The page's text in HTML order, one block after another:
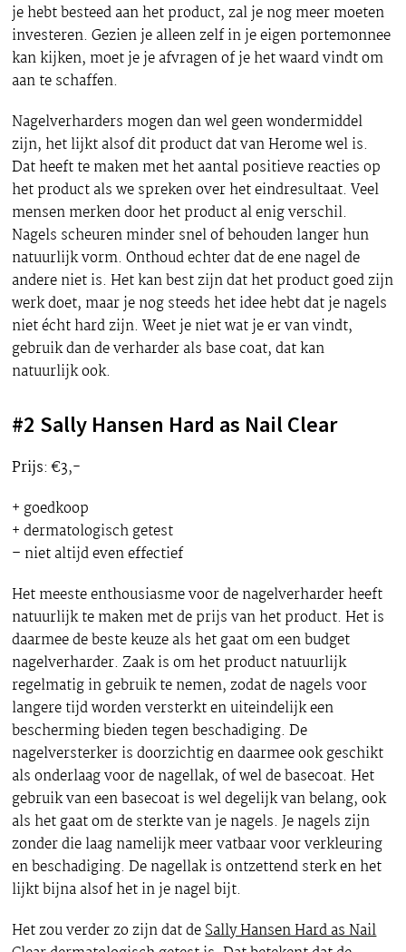
je hebt besteed aan het product, zal je nog meer moeten
investeren. Gezien je alleen zelf in je eigen portemonnee
kan kijken, moet je je afvragen of je het waard vindt om
aan te schaffen.
Nagelverharders mogen dan wel geen wondermiddel
zijn, het lijkt alsof dit product dat van Herome wel is.
Dat heeft te maken met het aantal positieve reacties op
het product als we spreken over het eindresultaat. Veel
mensen merken door het product al enig verschil.
Nagels scheuren minder snel of behouden langer hun
natuurlijk vorm. Onthoud echter dat de ene nagel de
andere niet is. Het kan best zijn dat het product goed zijn
werk doet, maar je nog steeds het idee hebt dat je nagels
niet écht hard zijn. Weet je niet wat je er van vindt,
gebruik dan de verharder als base coat, dat kan
natuurlijk ook.
#2 Sally Hansen Hard as Nail Clear
Prijs: €3,-
+ goedkoop
+ dermatologisch getest
– niet altijd even effectief
Het meeste enthousiasme voor de nagelverharder heeft
natuurlijk te maken met de prijs van het product. Het is
daarmee de beste keuze als het gaat om een budget
nagelverharder. Zaak is om het product natuurlijk
regelmatig in gebruik te nemen, zodat de nagels voor
langere tijd worden versterkt en uiteindelijk een
bescherming bieden tegen beschadiging. De
nagelversterker is doorzichtig en daarmee ook geschikt
als onderlaag voor de nagellak, of wel de basecoat. Het
gebruik van een basecoat is wel degelijk van belang, ook
als het gaat om de sterkte van je nagels. Je nagels zijn
zonder die laag namelijk meer vatbaar voor verkleuring
en beschadiging. De nagellak is ontzettend sterk en het
lijkt bijna alsof het in je nagel bijt.
Het zou verder zo zijn dat deSally Hansen Hard as Nail